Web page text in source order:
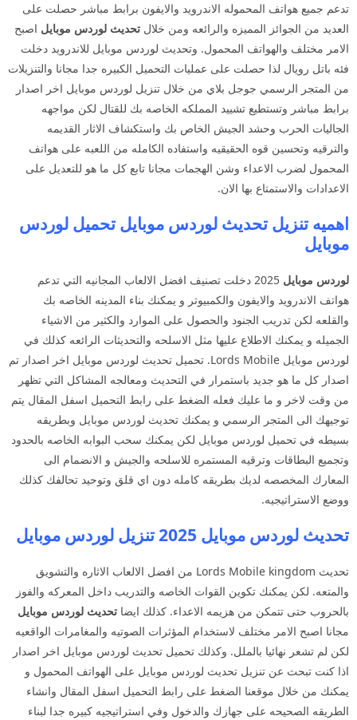
تدعم جميع هواتف المحموله الاندرويد والايفون برابط مباشر حصلت على
العديد من الجوائز المميزه والرائعه ومن خلال تحديث لوردس موبايل اصبح
الامر مختلف والهواتف المحمول. وتحديث لوردس موبايل للاندرويد دخلت
فئه باتل رويال لذا حصلت على عمليات التحميل الكبيره جدا مجانا والتنزيلات
من المتجر الرسمي جوجل بلاي من خلال تنزيل لوردس موبايل اخر اصدار
برابط مباشر وتستطيع تشييد المملكه الخاصه بك للقتال لكن مواجهه
الجاليات الحرب وحشد الجيش الخاص بك واستكشاف الاثار القديمه
والترقيه وتحسين قوه الحقيقيه واستفاده الكامله من اللعبه على هواتف
المحمول لضرب الاعداء وشن الهجمات مجانا تابع كل ما هو للتعديل على
الاعدادات والاستمتاع بها الان.
اهميه تنزيل تحديث لوردس موبايل تحميل لوردس
موبايل
لوردس موبايل
2025 دخلت تصنيف افضل الالعاب المجانيه التي تدعم
هواتف الاندرويد والايفون والكمبيوتر و يمكنك بناء المدينه الخاصه بك
والقلعه لكن تدريب الجنود والحصول على الموارد والكثير من الاشياء
الجميله و يمكنك الاطلاع عليها مثل الاسلحه والتحديثات الرائعه كذلك في
لوردس موبايل Lords Mobile. تحميل تحديث لوردس موبايل اخر اصدار تم
اصدار كل ما هو جديد باستمرار في التحديث ومعالجه المشاكل التي تظهر
من وقت لاخر و ما عليك فعله الضغط على رابط التحميل اسفل المقال يتم
توجيهك الى المتجر الرسمي و يمكنك تحديث لوردس موبايل وبطريقه
بسيطه في تحميل لوردس موبايل لكن يمكنك سحب البوابه الخاصه بالحدود
وتجميع البطاقات وترقيه المستمره للاسلحه والجيش و الانضمام الى
المعارك المخصصه لديك بطريقه كامله دون اي قلق وتوحيد تحالفك كذلك
ووضع الاستراتيجيه.
تحديث لوردس موبايل 2025 تنزيل لوردس موبايل
تحديث Lords Mobile kingdom من افضل الالعاب الاثاره والتشويق
والمتعه. لكن يمكنك تكوين القوات الخاصه والتدريب داخل المعركه والفوز
بالحروب حتى تتمكن من هزيمه الاعداء. كذلك ايضا تحديث لوردس موبايل
مجانا اصبح الامر مختلف لاستخدام المؤثرات الصوتيه والمغامرات الواقعيه
لكن لم تشعر نهائيا بالملل. وكذلك تحميل تحديث لوردس موبايل اخر اصدار
اذا كنت تبحث عن تنزيل تحديث لوردس موبايل على الهواتف المحمول و
يمكنك من خلال موقعنا الضغط على رابط التحميل اسفل المقال وانشاء
الطريقه الصحيحه على جهازك والدخول وفي استراتيجيه كبيره جدا لبناء